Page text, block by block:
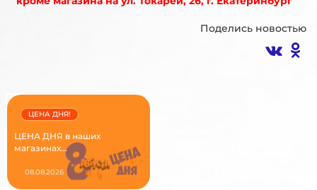
Поделись новостью
ЦЕНА ДНЯ в наших
магазинах...
ЦЕНА ДНЯ!
08.08.2026